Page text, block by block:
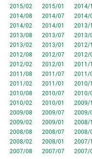
2015/02
2015/01 2014/
2014/08
2014/07 2014/
2014/02
2014/01 2013/
2013/08
2013/07 2013/
2013/02
2013/01 2012/
2012/08
2012/07 2012/
2012/02
2012/01 2011/
2011/08
2011/07 2011/
2011/02
2011/01 2010/
2010/08
2010/07 2010/
2010/02
2010/01 2009/
2009/08
2009/07 2009/
2009/02
2009/01 2008/
2008/08
2008/07 2008/
2008/02
2008/01 2007/
2007/08
2007/07 2007/